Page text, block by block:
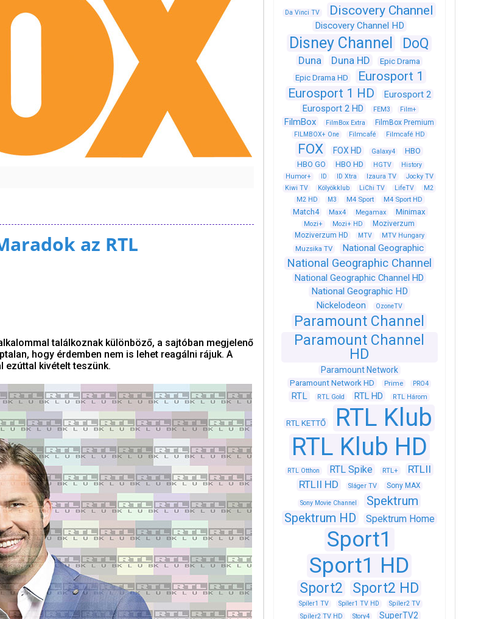
az RTL
találkoznak különböző, a sajtóban megjelenő
hogy érdemben nem is lehet reagálni rájuk. A
ezúttal kivételt teszünk.
Da Vinci TV Discovery Channel
Discovery Channel HD
Disney Channel DoQ
Duna Duna HD
Epic Drama
Epic Drama HD
Eurosport 1
Eurosport 1 HD
Eurosport 2
Eurosport 2 HD
FEM3 Film+
FilmBox FilmBox Extra FilmBox Premium
FILMBOX+ One Filmcafé Filmcafé HD
FOX FOX HD Galaxy4
HBO
HBO GO
HBO HD HGTV
History
Humor+
ID ID Xtra Izaura TV
Jocky TV
Kiwi TV
Kölyökklub LiChi TV LifeTV
M2
M2 HD
M3 M4 Sport M4 Sport HD
Match4 Max4 Megamax Minimax
Mozi+ Mozi+ HD
Moziverzum
Moziverzum HD
MTV MTV Hungary
Muzsika TV National Geographic
National Geographic Channel
National Geographic Channel HD
National Geographic HD
Nickelodeon
OzoneTV
Paramount Channel
Paramount Channel
HD
Paramount Network
Paramount Network HD Prime PRO4
RTL RTL Gold RTL HD RTL Három
RTL KETTŐ
RTL Klub
RTL Klub HD
RTL Otthon RTL Spike RTL+
RTLII
RTLII HD
Sláger TV Sony MAX
Sony Movie Channel
Spektrum
Spektrum HD
Spektrum Home
Sport1
Sport1 HD
Sport2 Sport2 HD
Spíler1 TV Spíler1 TV HD
Spíler2 TV
Spíler2 TV HD
Story4 SuperTV2